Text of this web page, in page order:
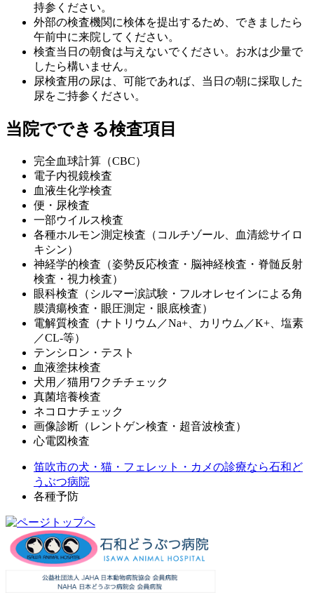
持参ください。
外部の検査機関に検体を提出するため、できましたら
午前中に来院してください。
検査当日の朝食は与えないでください。お水は少量で
したら構いません。
尿検査用の尿は、可能であれば、当日の朝に採取した
尿をご持参ください。
当院でできる検査項目
完全血球計算（CBC）
電子内視鏡検査
血液生化学検査
便・尿検査
一部ウイルス検査
各種ホルモン測定検査（コルチゾール、血清総サイロ
キシン）
神経学的検査（姿勢反応検査・脳神経検査・脊髄反射
検査・視力検査）
眼科検査（シルマー涙試験・フルオレセインによる角
膜潰瘍検査・眼圧測定・眼底検査）
電解質検査（ナトリウム／Na+、カリウム／K+、塩素
／CL-等）
テンシロン・テスト
血液塗抹検査
犬用／猫用ワクチチェック
真菌培養検査
ネコロナチェック
画像診断（レントゲン検査・超音波検査）
心電図検査
笛吹市の犬・猫・フェレット・カメの診療なら石和ど
うぶつ病院
各種予防